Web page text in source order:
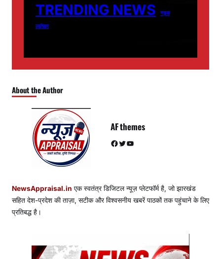
TRENDING NEWS
गढ़वा
लातेहार
About the Author
AF themes
Facebook Twitter YouTube
NewsAppraisal.in एक स्वतंत्र डिजिटल न्यूज़ प्लेटफॉर्म है, जो झारखंड
सहित देश-प्रदेश की ताज़ा, सटीक और विश्वसनीय खबरें पाठकों तक पहुंचाने के लिए
प्रतिबद्ध है।